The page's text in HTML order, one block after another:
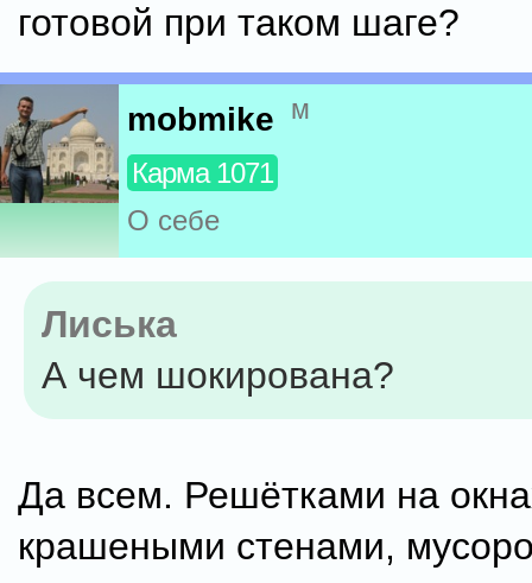
готовой при таком шаге?
mobmike м
Карма 1071
О себе
Лиська
А чем шокирована?
Да всем. Решётками на
крашеными стенами,